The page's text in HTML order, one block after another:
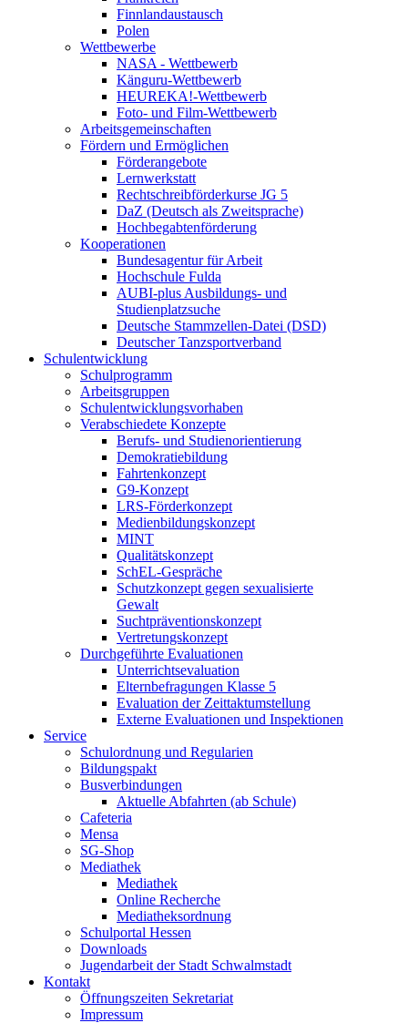
Finnlandaustausch
Polen
Wettbewerbe
NASA - Wettbewerb
Känguru-Wettbewerb
HEUREKA!-Wettbewerb
Foto- und Film-Wettbewerb
Arbeitsgemeinschaften
Fördern und Ermöglichen
Förderangebote
Lernwerkstatt
Rechtschreibförderkurse JG 5
DaZ (Deutsch als Zweitsprache)
Hochbegabtenförderung
Kooperationen
Bundesagentur für Arbeit
Hochschule Fulda
AUBI-plus Ausbildungs- und
Studienplatzsuche
Deutsche Stammzellen-Datei (DSD)
Deutscher Tanzsportverband
Schulentwicklung
Schulprogramm
Arbeitsgruppen
Schulentwicklungsvorhaben
Verabschiedete Konzepte
Berufs- und Studienorientierung
Demokratiebildung
Fahrtenkonzept
G9-Konzept
LRS-Förderkonzept
Medienbildungskonzept
MINT
Qualitätskonzept
SchEL-Gespräche
Schutzkonzept gegen sexualisierte
Gewalt
Suchtpräventionskonzept
Vertretungskonzept
Durchgeführte Evaluationen
Unterrichtsevaluation
Elternbefragungen Klasse 5
Evaluation der Zeittaktumstellung
Externe Evaluationen und Inspektionen
Service
Schulordnung und Regularien
Bildungspakt
Busverbindungen
Aktuelle Abfahrten (ab Schule)
Cafeteria
Mensa
SG-Shop
Mediathek
Mediathek
Online Recherche
Mediatheksordnung
Schulportal Hessen
Downloads
Jugendarbeit der Stadt Schwalmstadt
Kontakt
Öffnungszeiten Sekretariat
Impressum